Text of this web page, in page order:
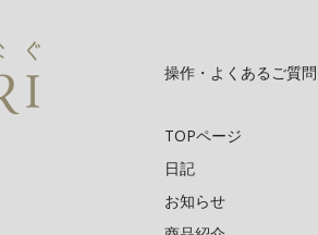
操作・よくあるご質問
TOPページ
日記
お知らせ